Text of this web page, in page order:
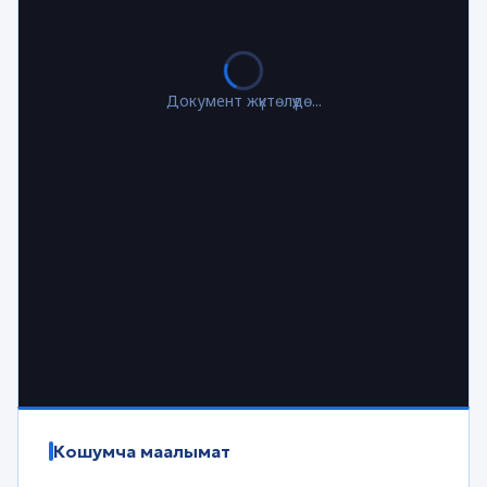
Документ жүктөлүүдө...
Кошумча маалымат